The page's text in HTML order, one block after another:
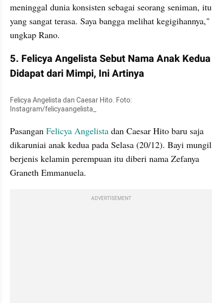
meninggal dunia konsisten sebagai seorang seniman, itu
yang sangat terasa. Saya bangga melihat kegigihannya,"
ungkap Rano.
5. Felicya Angelista Sebut Nama Anak Kedua
Didapat dari Mimpi, Ini Artinya
Felicya Angelista dan Caesar Hito. Foto:
Instagram/felicyaangelista_
Pasangan Felicya Angelista dan Caesar Hito baru saja
dikaruniai anak kedua pada Selasa (20/12). Bayi mungil
berjenis kelamin perempuan itu diberi nama Zefanya
Graneth Emmanuela.
ADVERTISEMENT